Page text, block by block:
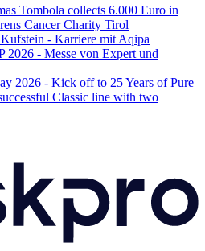
Tombola collects 6.000 Euro in
Cancer Charity Tirol
- Karriere mit Aqipa
2026 - Messe von Expert und
2026 - Kick off to 25 Years of Pure
Classic line with two